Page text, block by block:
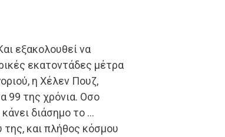
εξακολουθεί να
εκατοντάδες μέτρα
η Χέλεν Πουζ,
99 της χρόνια. Οσο
διάσημο το …
και πλήθος κόσμου